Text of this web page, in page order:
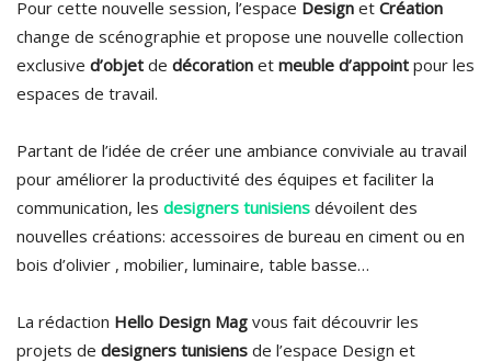
Pour cette nouvelle session, l’espace Design et Création
change de scénographie et propose une nouvelle collection
exclusive d’objet de décoration et meuble d’appoint pour les
espaces de travail.
Partant de l’idée de créer une ambiance conviviale au travail
pour améliorer la productivité des équipes et faciliter la
communication, les designers tunisiens dévoilent des
nouvelles créations: accessoires de bureau en ciment ou en
bois d’olivier , mobilier, luminaire, table basse…
La rédaction Hello Design Mag vous fait découvrir les
projets de designers tunisiens de l’espace Design et